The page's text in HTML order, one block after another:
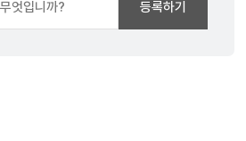
등록하기